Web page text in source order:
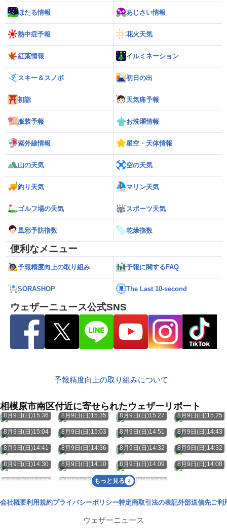
ほたる情報 あじさい情報
熱中症予報 花火天気
紅葉情報 イルミネーション
スキー＆スノボ 初日の出
初詣 天気痛予報
服装予報 お洗濯情報
紫外線情報 星空・天体情報
山の天気 空の天気
釣り天気 マリン天気
ゴルフ場の天気 スポーツ天気
風邪予防指数 乾燥指数
便利なメニュー
予報精度向上の取り組み 予報に関するFAQ
SORASHOP The Last 10-second
ウェザーニュース公式SNS
予報精度向上の取り組みについて
相模原市南区付近に寄せられたウェザーリポート
8月9日(日)15:36 8月9日(日)15:35 8月9日(日)15:27 8月9日(日)15:25
8月9日(日)15:04 8月9日(日)15:03 8月9日(日)14:51 8月9日(日)14:43
8月9日(日)14:41 8月9日(日)14:36 8月9日(日)14:32 8月9日(日)14:32
8月9日(日)14:30 8月9日(日)14:10 8月9日(日)14:09 8月9日(日)14:08
8月9日(日)13:56 8月9日(日)13:53 8月9日(日)13:52
もっと見る
会社概要利用規約プライバシーポリシー特定商取引法の表記外部送信先ご利
ウェザーニュース